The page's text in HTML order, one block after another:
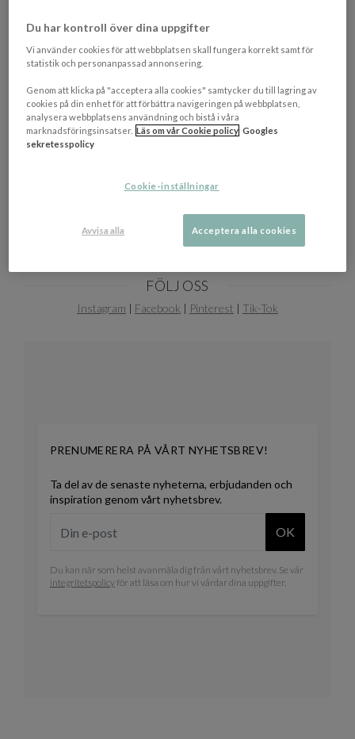
Tillverkningsland Tyskland
Färgbeskrivning Mässing
FÖLJ OSS
Instagram | Facebook | Pinterest | Tik-Tok
PRENUMERERA PÅ VÅRT NYHETSBREV!
Ta del av de senaste nyheterna, erbjudanden och
inspiration genom vårt nyhetsbrev.
OK
Du kan när som helst avanmäla dig från vårt nyhetsbrev. Se vår
integritetspolicyför att läsa om hur vi vårdar dina uppgifter.
Du har kontroll över dina uppgifter
Vi använder cookies för att webbplatsen skall fungera korrekt samt för
statistik och personanpassad annonsering.
Genom att klicka på "acceptera alla cookies" samtycker du till lagring av
cookies på din enhet för att förbättra navigeringen på webbplatsen,
analysera webbplatsens användning och bistå i våra
marknadsföringsinsatser. Läs om vår Cookie policy Googles
sekretesspolicy
Cookie-inställningar
Avvisa alla Acceptera alla cookies